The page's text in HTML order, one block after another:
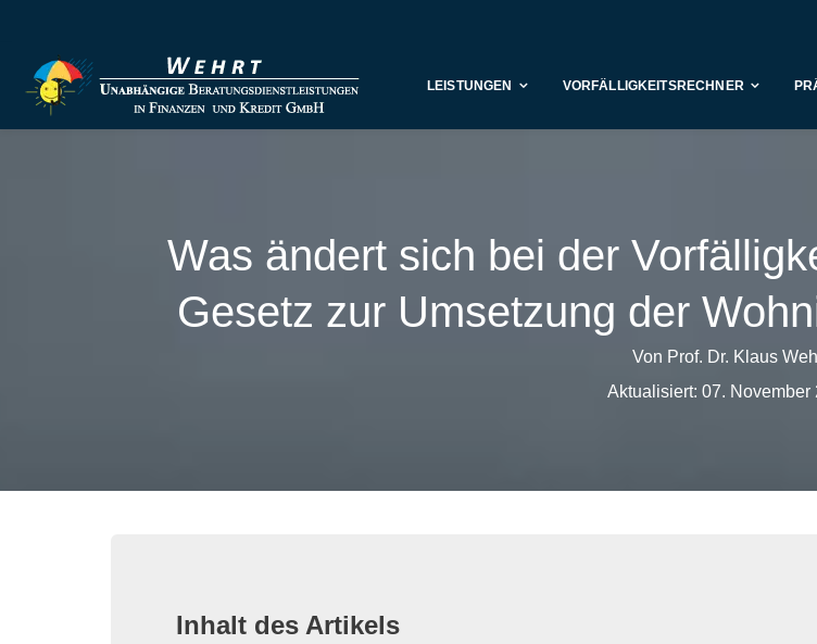
LEISTUNGEN VORFÄLLIGKEITSRECHNER
Was ändert sich bei der
Gesetz zur Umsetzung der
Von Prof. Dr. Klaus
Aktualisiert: 07. November
Inhalt des Artikels